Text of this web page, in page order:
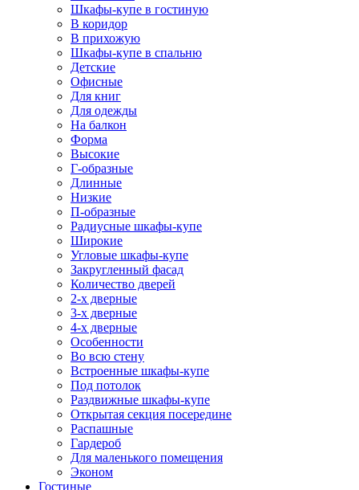
Шкафы-купе в гостиную
В коридор
В прихожую
Шкафы-купе в спальню
Детские
Офисные
Для книг
Для одежды
На балкон
Форма
Высокие
Г-образные
Длинные
Низкие
П-образные
Радиусные шкафы-купе
Широкие
Угловые шкафы-купе
Закругленный фасад
Количество дверей
2-х дверные
3-х дверные
4-х дверные
Особенности
Во всю стену
Встроенные шкафы-купе
Под потолок
Раздвижные шкафы-купе
Открытая секция посередине
Распашные
Гардероб
Для маленького помещения
Эконом
Гостиные